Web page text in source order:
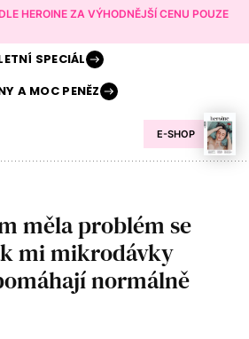
HEROINE ZA VÝHODNĚJŠÍ CENU POUZE
E-SHOP
SPECIÁL
AMOC PENĚZ
měla problém se
mi mikrodávky
normálně